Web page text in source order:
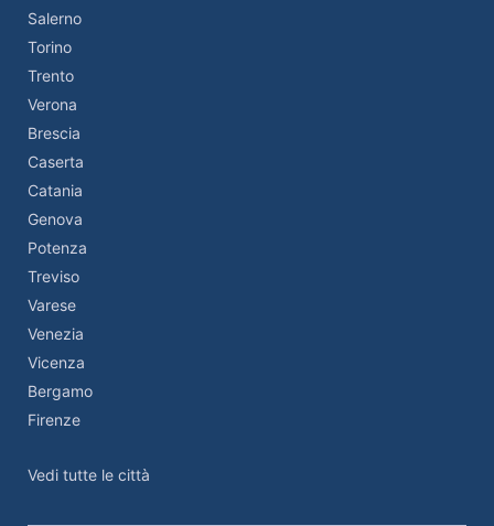
Salerno
Torino
Trento
Verona
Brescia
Caserta
Catania
Genova
Potenza
Treviso
Varese
Venezia
Vicenza
Bergamo
Firenze
Vedi tutte le città